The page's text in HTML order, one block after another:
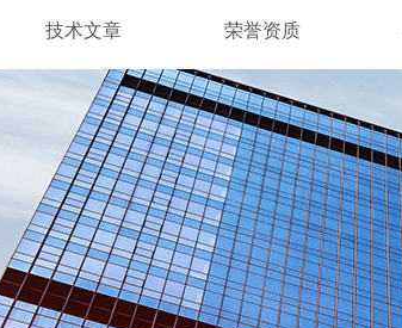
技术文章 荣誉资质